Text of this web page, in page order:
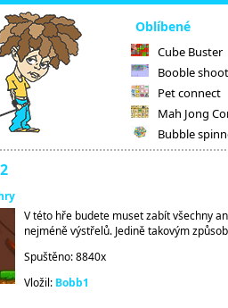
Oblíbené
Cube Buster
Booble
Pet connect
Mah Jong
Bubble
V této hře budete muset zabít všechny
nejméně výstřelů. Jedině takovým
Spuštěno: 8840x
Vložil: Bobb1